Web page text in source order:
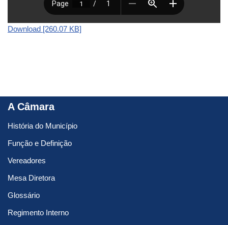
Download [260.07 KB]
A Câmara
História do Município
Função e Definição
Vereadores
Mesa Diretora
Glossário
Regimento Interno